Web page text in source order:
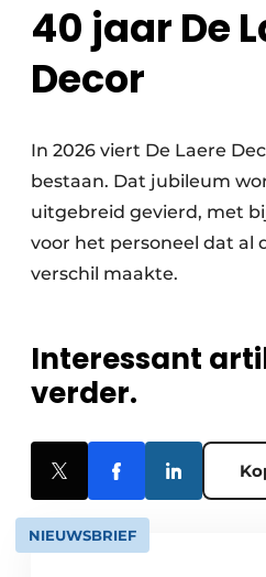
40 jaar De
Decor
In 2026 viert De Laere
bestaan. Dat jubileum
uitgebreid gevierd, met
voor het personeel dat al
verschil maakte.
Interessant
verder.
NIEUWSBRIEF